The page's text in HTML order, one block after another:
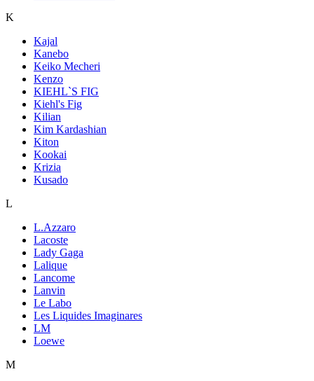
K
Kajal
Kanebo
Keiko Mecheri
Kenzo
KIEHL`S FIG
Kiehl's Fig
Kilian
Kim Kardashian
Kiton
Kookai
Krizia
Kusado
L
L.Azzaro
Lacoste
Lady Gaga
Lalique
Lancome
Lanvin
Le Labo
Les Liquides Imaginares
LM
Loewe
M